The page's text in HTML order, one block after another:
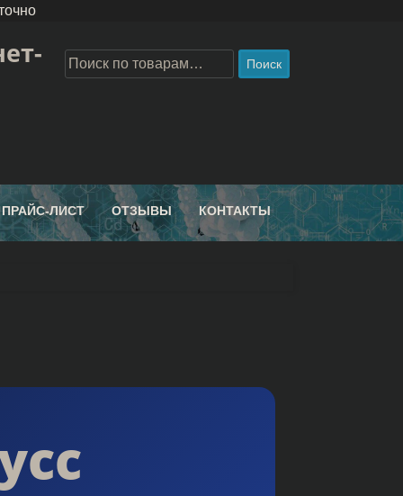
Поиск
ПРАЙС-ЛИСТ ОТЗЫВЫ КОНТАКТЫ